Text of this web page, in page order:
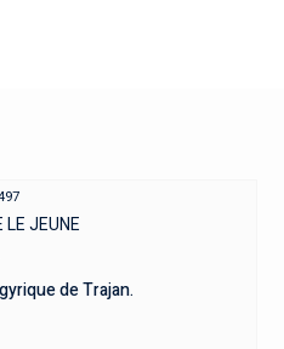
LE JEUNE
de Trajan.